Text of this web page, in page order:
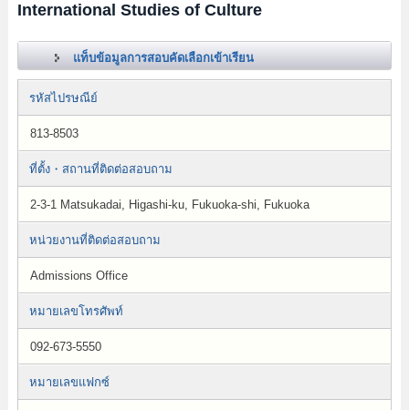
International Studies of Culture
แท็บข้อมูลการสอบคัดเลือกเข้าเรียน
รหัสไปรษณีย์
813-8503
ที่ตั้ง・สถานที่ติดต่อสอบถาม
2-3-1 Matsukadai, Higashi-ku, Fukuoka-shi, Fukuoka
หน่วยงานที่ติดต่อสอบถาม
Admissions Office
หมายเลขโทรศัพท์
092-673-5550
หมายเลขแฟกซ์